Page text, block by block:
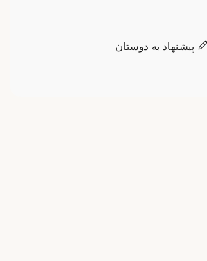
پیشنهاد به دوستان